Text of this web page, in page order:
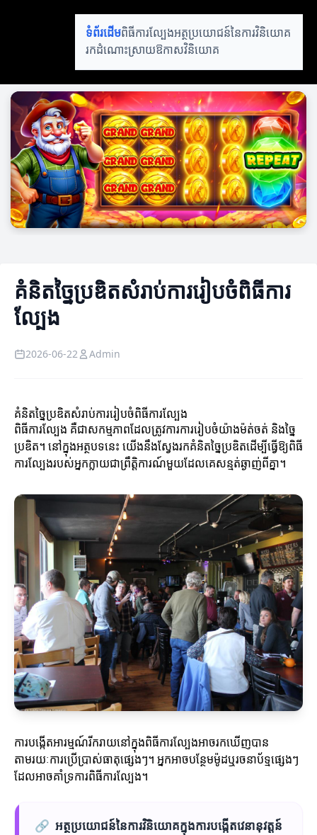
ទំព័រដើមពិធីការល្បែងអត្ថប្រយោជន៍នៃការវិនិយោគ
រកដំណោះស្រាយឱកាសវិនិយោគ
គំនិតច្នៃប្រឌិតសំរាប់ការរៀបចំពិធីការ
ល្បែង
2026-06-22 Admin
គំនិតច្នៃប្រឌិតសំរាប់ការរៀបចំពិធីការល្បែង
ពិធីការល្បែង គឺជាសកម្មភាពដែលត្រូវការការរៀបចំយ៉ាងម៉ត់ចត់ និងច្នៃ
ប្រឌិត។ នៅក្នុងអត្ថបទនេះ យើងនឹងស្វែងរកគំនិតច្នៃប្រឌិតដើម្បីធ្វើឱ្យពិធី
ការល្បែងរបស់អ្នកក្លាយជាព្រឹត្តិការណ៍មួយដែលគេសន្មត់ឆ្ងាញ់ពីគ្នា។
ការបង្កើតអារម្មណ៍រីករាយនៅក្នុងពិធីការល្បែងអាចរកឃើញបាន
តាមរយៈការប្រើប្រាស់ធាតុផ្សេងៗ។ អ្នកអាចបន្ថែមម៉ូដឬរចនាប័ទ្មផ្សេងៗ
ដែលអាចគាំទ្រការពិធីការល្បែង។
🔗 អត្ថប្រយោជន៍នៃការវិនិយោគក្នុងការបង្កើតវេនានុវត្តន៍